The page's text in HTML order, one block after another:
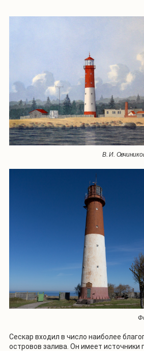
В. И.
Сескар входил в число наиболее
островов залива. Он имеет источники